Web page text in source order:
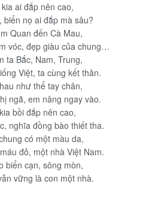
kia ai đắp nên cao,
biển nọ ai đắp mà sâu?
Quan đến Cà Mau,
vóc, đẹp giàu của chung…
ta Bắc, Nam, Trung,
Việt, ta cùng kết thân.
như thể tay chân,
ngã, em nâng ngay vào.
bồi đắp nên cao,
nghĩa đồng bào thiết tha.
có một màu da,
đỏ, một nhà Việt Nam.
biển cạn, sông mòn,
vững là con một nhà.